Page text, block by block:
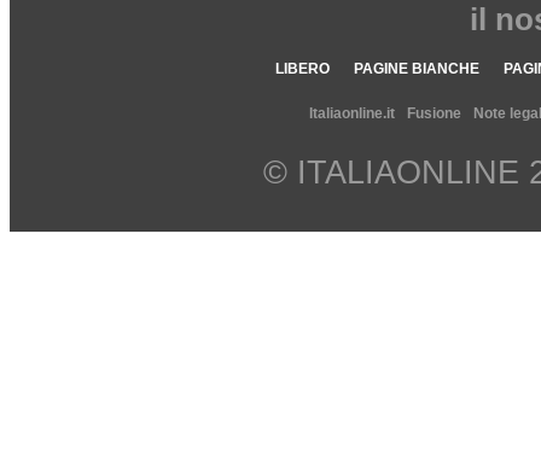
il
LIBERO PAGINE BIANCHE
Italiaonline.it Fusione Note
© ITALIAONLINE